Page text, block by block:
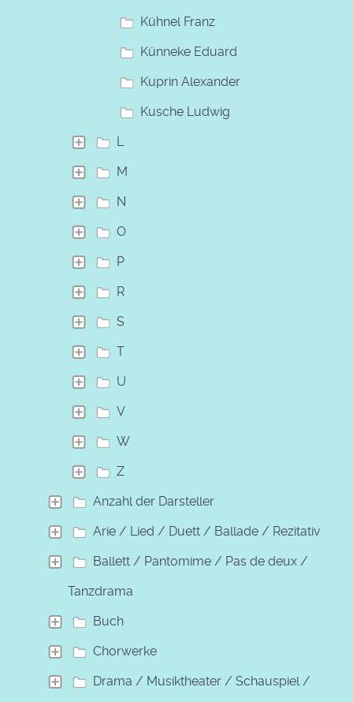
Kühnel Franz
Künneke Eduard
Kuprin Alexander
Kusche Ludwig
L
M
N
O
P
R
S
T
U
V
W
Z
Anzahl der Darsteller
Arie / Lied / Duett / Ballade / Rezitativ
Ballett / Pantomime / Pas de deux /
Tanzdrama
Buch
Chorwerke
Drama / Musiktheater / Schauspiel /